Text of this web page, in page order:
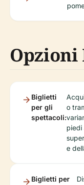
Biglietti
per gli
spettacoli:
o
piedi
e
Biglietti per